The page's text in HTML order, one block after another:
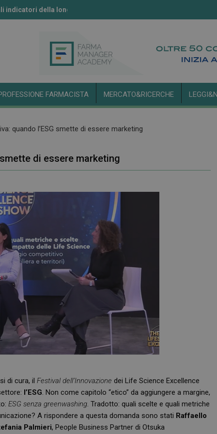
indicatori della longevità
secondo l’Aifa
FARMACISTA MERCATO&RICERCHE
quando l’ESG smette di essere marketing
di essere marketing
di cura, il Festival dell’Innovazione dei Life Science Excellence
l’ESG. Non come capitolo “etico” da aggiungere a margine,
ESG senza greenwashing. Tradotto: quali scelte e quali metriche
A rispondere a questa domanda sono stati Raffaello
Palmieri, People Business Partner di Otsuka